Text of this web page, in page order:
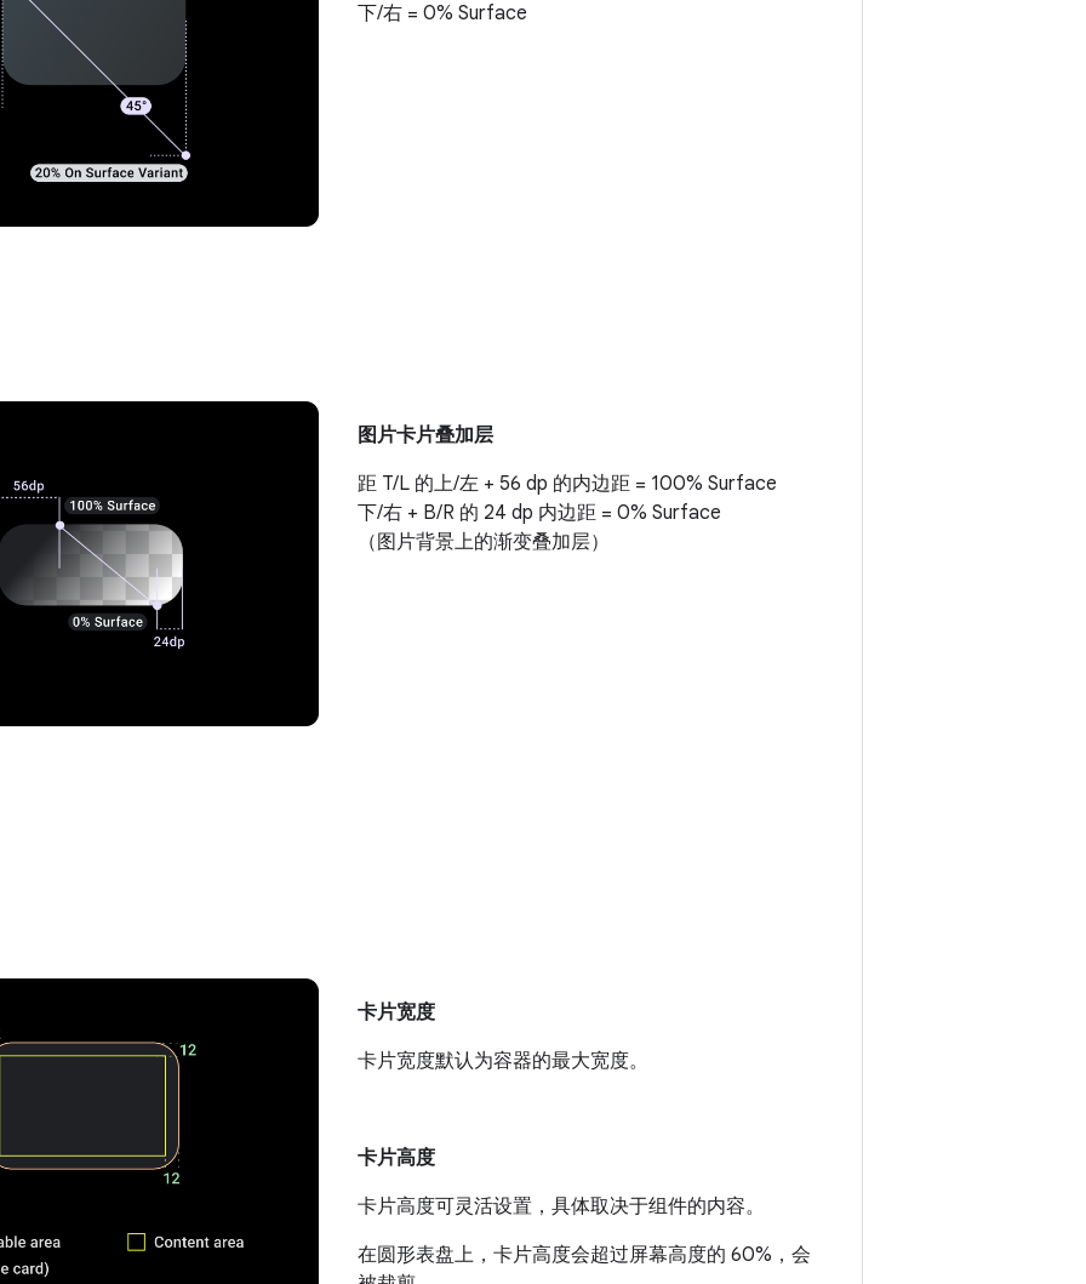
下/右 = 0% Surface
图片卡片叠加层
距 T/L 的上/左 + 56 dp 的内边距 = 100% Surface
下/右 + B/R 的 24 dp 内边距 = 0% Surface
（图片背景上的渐变叠加层）
卡片宽度
卡片宽度默认为容器的最大宽度。
卡片高度
卡片高度可灵活设置，具体取决于组件的内容。
在圆形表盘上，卡片高度会超过屏幕高度的 60%，会